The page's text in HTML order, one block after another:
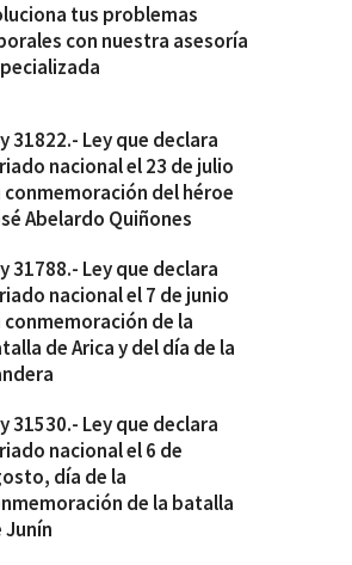
tus problemas
con nuestra asesoría
31822.- Ley que declara
nacional el 23 de julio
conmemoración del héroe
Abelardo Quiñones
31788.- Ley que declara
nacional el 7 de junio
conmemoración de la
de Arica y del día de la
31530.- Ley que declara
nacional el 6 de
día de la
de la batalla
Junín